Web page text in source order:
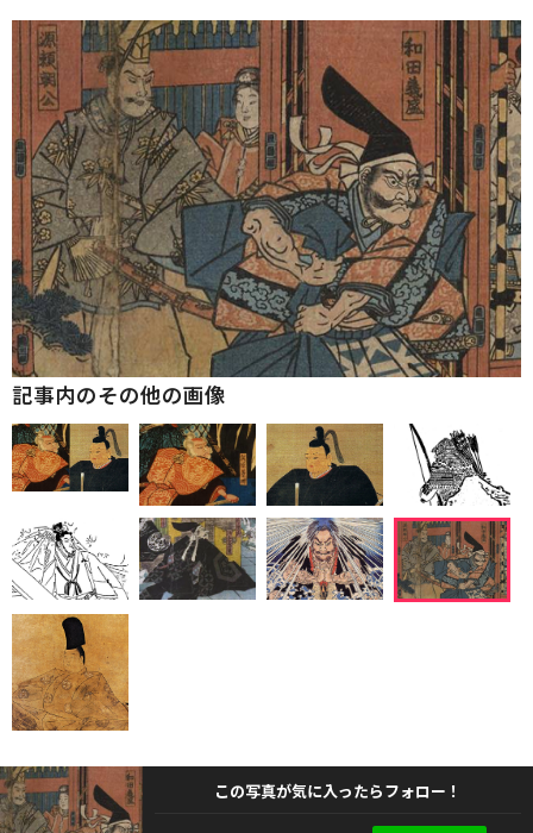
記事内のその他の画像
この写真が気に入ったらフォロー！